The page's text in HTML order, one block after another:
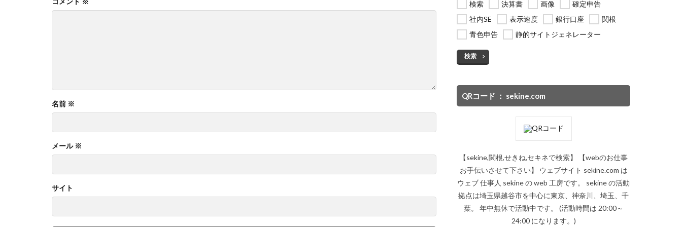
名前 ※
メール ※
サイト
検索
決算書 画像
確定申告
社内SE
表示速度 銀行口座
関根
青色申告
静的サイトジェネレーター
検索
QRコード ： sekine.com
【sekine,関根,せきね,セキネで検索】 【webのお仕事
お手伝いさせて下さい】 ウェブサイト sekine.com は
ウェブ 仕事人 sekine の web 工房です。 sekine の活動
拠点は埼玉県越谷市を中心に東京、神奈川、埼玉、千
葉。 年中無休で活動中です。 (活動時間は 20:00～
24:00 になります。)